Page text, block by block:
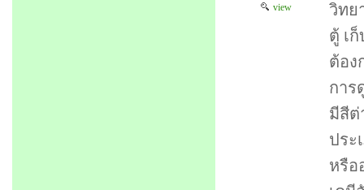
view
วิทย
ตู้ เ
ต้อง
การ
มีสีต่
ประ
หรือ